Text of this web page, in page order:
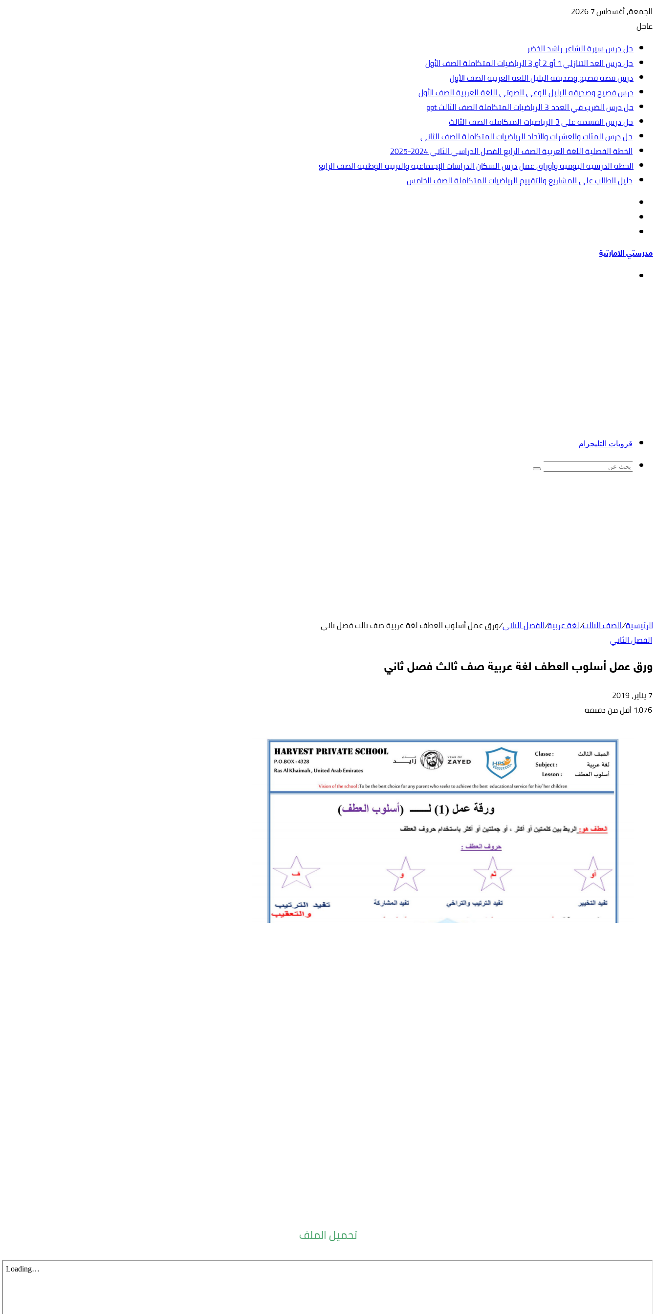
الجمعة, أغسطس 7 2026
عاجل
حل درس سيرة الشاعر راشد الخضر
حل درس العد التنازلي 1 أو 2 أو 3 الرياضيات المتكاملة الصف الأول
درس قصة فصيح وصديقه البلبل اللغة العربية الصف الأول
درس فصيح وصديقه البلبل الوعي الصوتي اللغة العربية الصف الأول
حل درس الضرب في العدد 3 الرياضيات المتكاملة الصف الثالث.ppt
حل درس القسمة على 3 الرياضيات المتكاملة الصف الثالث
حل درس المئات والعشرات والآحاد الرياضيات المتكاملة الصف الثاني
الخطة الفصلية اللغة العربية الصف الرابع الفصل الدراسي الثاني 2024-2025
الخطة الدرسية اليومية وأوراق عمل درس السكان الدراسات الإجتماعية والتربية الوطنية الصف الرابع
دليل الطالب على المشاريع والتقييم الرياضيات المتكاملة الصف الخامس
عمود
جانبي
مدرستي الامارتية
قروبات التليجرام
بحث
الرئيسية/الصف الثالث/لغة عربية/الفصل الثاني/ورق عمل أسلوب العطف لغة عربية صف ثالث فصل ثاني
الفصل الثاني
ورق عمل أسلوب العطف لغة عربية صف ثالث فصل ثاني
7 يناير، 2019
1٬076 أقل من دقيقة
تحميل الملف